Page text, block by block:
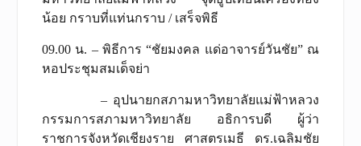
น้อย กราบที่แท่นกราบ / เสร็จพิธี
09.00 น. – พิธีการ “ชัยมงคล แด่อาจารย์วันชัย” ณ
หอประชุมสมเด็จย่า
– อุปนายกสภามหาวิทยาลัยแม่ฟ้าหลวง
กรรมการสภามหาวิทยาลัย อธิการบดี ผู้ว่า
ราชการจังหวัดเชียงราย ศาสตรเมธี ดร.เฉลิมชัย